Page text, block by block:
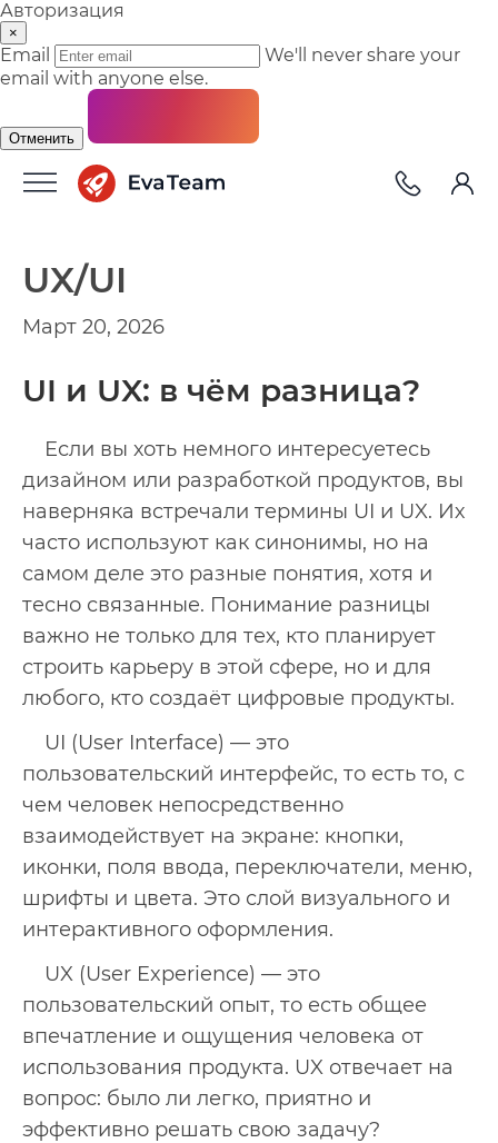
Авторизация
×
Email
We'll never share your
email with anyone else.
Отменить
UX/UI
Март 20, 2026
UI и UX: в чём разница?
Если вы хоть немного интересуетесь
дизайном или разработкой продуктов, вы
наверняка встречали термины UI и UX. Их
часто используют как синонимы, но на
самом деле это разные понятия, хотя и
тесно связанные. Понимание разницы
важно не только для тех, кто планирует
строить карьеру в этой сфере, но и для
любого, кто создаёт цифровые продукты.
UI (User Interface) — это
пользовательский интерфейс, то есть то, с
чем человек непосредственно
взаимодействует на экране: кнопки,
иконки, поля ввода, переключатели, меню,
шрифты и цвета. Это слой визуального и
интерактивного оформления.
UX (User Experience) — это
пользовательский опыт, то есть общее
впечатление и ощущения человека от
использования продукта. UX отвечает на
вопрос: было ли легко, приятно и
эффективно решать свою задачу?